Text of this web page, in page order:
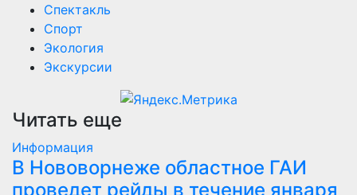
Спектакль
Спорт
Экология
Экскурсии
Читать еще
Информация
В Нововорнеже областное ГАИ
проведет рейды в течение января